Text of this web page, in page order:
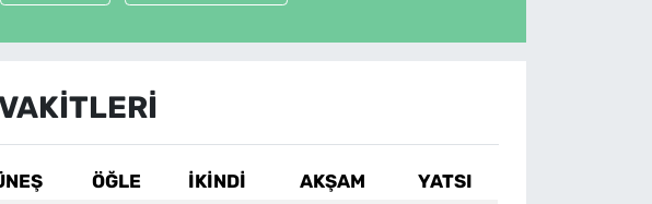
ÖĞLE İKINDI AKŞAM
YATSI